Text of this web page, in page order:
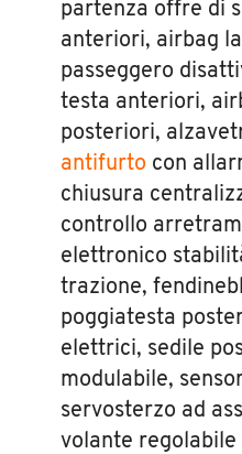
partenza offre di
anteriori, airbag
passeggero
testa anteriori,
posteriori,
antifurto con
chiusura
controllo
elettronico
trazione,
poggiatesta
elettrici, sedile
modulabile,
servosterzo ad
volante regolabile